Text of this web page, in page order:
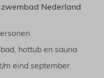
Nederland
hottub en sauna
m eind september